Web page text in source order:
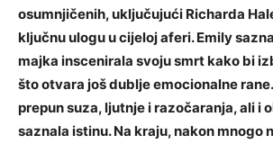
osumnjičenih, uključujući Richarda
ključnu ulogu u cijeloj aferi. Emily
majka inscenirala svoju smrt kako bi
što otvara još dublje emocionalne rane.
prepun suza, ljutnje i razočaranja, ali i
saznala istinu. Na kraju, nakon mnogo